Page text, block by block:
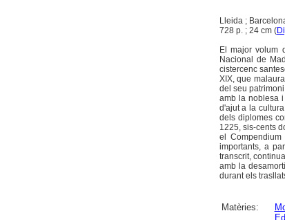
Lleida ;
728 p. ; 24 cm (
El major volum
Nacional de
cistercenc
XIX, que
del seu
amb la noblesa
d'ajut a la
dels diplomes
1225, sis-cents
el
importants, a
transcrit,
amb la
durant els
Matèries: